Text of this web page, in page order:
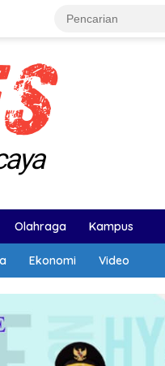
Olahraga Kampus
Ekonomi Video